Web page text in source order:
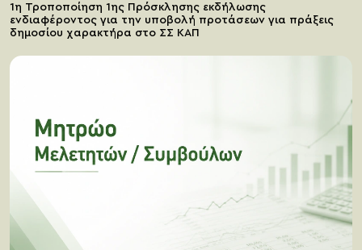
1η Τροποποίηση 1ης Πρόσκλησης εκδήλωσης
ενδιαφέροντος για την υποβολή προτάσεων για πράξεις
δημοσίου χαρακτήρα στο ΣΣ ΚΑΠ